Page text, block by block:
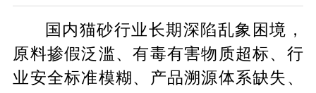
国内猫砂行业长期深陷乱象困境，
原料掺假泛滥、有毒有害物质超标、行
业安全标准模糊、产品溯源体系缺失、